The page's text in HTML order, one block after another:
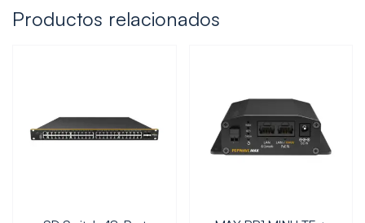
Productos relacionados